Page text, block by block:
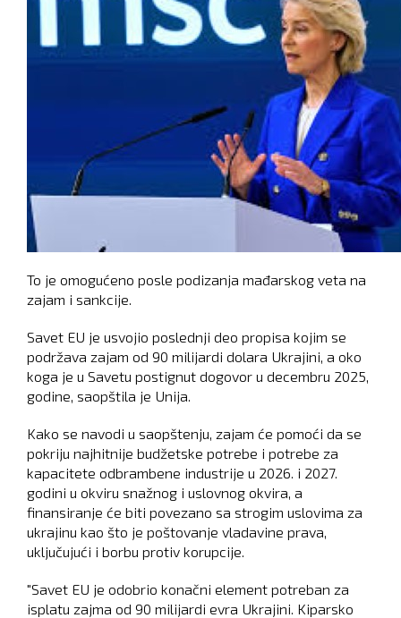
To je omogućeno posle podizanja mađarskog veta na
zajam i sankcije.
Savet EU je usvojio poslednji deo propisa kojim se
podržava zajam od 90 milijardi dolara Ukrajini, a oko
koga je u Savetu postignut dogovor u decembru 2025,
godine, saopštila je Unija.
Kako se navodi u saopštenju, zajam će pomoći da se
pokriju najhitnije budžetske potrebe i potrebe za
kapacitete odbrambene industrije u 2026. i 2027.
godini u okviru snažnog i uslovnog okvira, a
finansiranje će biti povezano sa strogim uslovima za
ukrajinu kao što je poštovanje vladavine prava,
uključujući i borbu protiv korupcije.
"Savet EU je odobrio konačni element potreban za
isplatu zajma od 90 milijardi evra Ukrajini. Kiparsko